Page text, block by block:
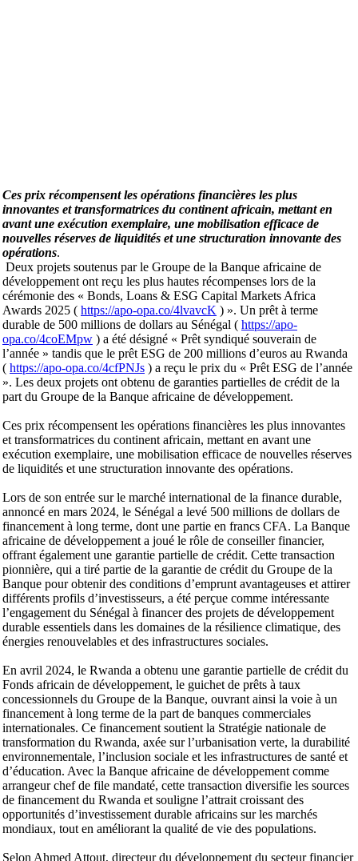
Ces prix récompensent les opérations financières les plus
innovantes et transformatrices du continent africain, mettant en
avant une exécution exemplaire, une mobilisation efficace de
nouvelles réserves de liquidités et une structuration innovante des
opérations.
Deux projets soutenus par le Groupe de la Banque africaine de
développement ont reçu les plus hautes récompenses lors de la
cérémonie des « Bonds, Loans & ESG Capital Markets Africa
Awards 2025 ( https://apo-opa.co/4lvavcK ) ». Un prêt à terme
durable de 500 millions de dollars au Sénégal ( https://apo-
opa.co/4coEMpw ) a été désigné « Prêt syndiqué souverain de
l’année » tandis que le prêt ESG de 200 millions d’euros au Rwanda
( https://apo-opa.co/4cfPNJs ) a reçu le prix du « Prêt ESG de l’année
». Les deux projets ont obtenu de garanties partielles de crédit de la
part du Groupe de la Banque africaine de développement.
Ces prix récompensent les opérations financières les plus innovantes
et transformatrices du continent africain, mettant en avant une
exécution exemplaire, une mobilisation efficace de nouvelles réserves
de liquidités et une structuration innovante des opérations.
Lors de son entrée sur le marché international de la finance durable,
annoncé en mars 2024, le Sénégal a levé 500 millions de dollars de
financement à long terme, dont une partie en francs CFA. La Banque
africaine de développement a joué le rôle de conseiller financier,
offrant également une garantie partielle de crédit. Cette transaction
pionnière, qui a tiré partie de la garantie de crédit du Groupe de la
Banque pour obtenir des conditions d’emprunt avantageuses et attirer
différents profils d’investisseurs, a été perçue comme intéressante
l’engagement du Sénégal à financer des projets de développement
durable essentiels dans les domaines de la résilience climatique, des
énergies renouvelables et des infrastructures sociales.
En avril 2024, le Rwanda a obtenu une garantie partielle de crédit du
Fonds africain de développement, le guichet de prêts à taux
concessionnels du Groupe de la Banque, ouvrant ainsi la voie à un
financement à long terme de la part de banques commerciales
internationales. Ce financement soutient la Stratégie nationale de
transformation du Rwanda, axée sur l’urbanisation verte, la durabilité
environnementale, l’inclusion sociale et les infrastructures de santé et
d’éducation. Avec la Banque africaine de développement comme
arrangeur chef de file mandaté, cette transaction diversifie les sources
de financement du Rwanda et souligne l’attrait croissant des
opportunités d’investissement durable africains sur les marchés
mondiaux, tout en améliorant la qualité de vie des populations.
Selon Ahmed Attout, directeur du développement du secteur financier